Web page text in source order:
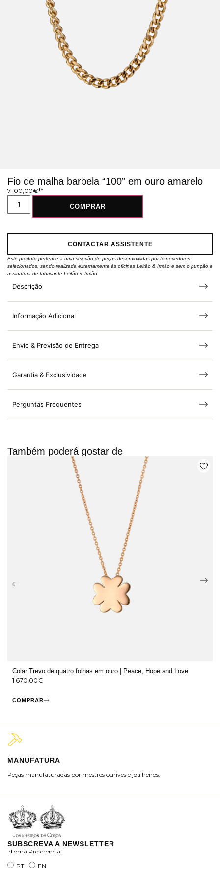
Fio de malha barbela “100” em ouro amarelo
7.100,00€
COMPRAR
CONTACTAR ASSISTENTE
Este produto pertence a uma seleção de peças desenvolvidas por fornecedores
selecionados, sendo realizada externamente às oficinas Leitão & Irmão e sem o punção e
assinatura de fabricante Leitão & Irmão.
Descrição
Informação Adicional
Envio & Previsão de Entrega
Garantia & Exclusividade
Perguntas Frequentes
Também poderá gostar de
Colar Trevo de quatro folhas em ouro | Peace, Hope and Love
1.670,00€
COMPRAR
MANUFATURA
Peças manufaturadas por mestres ourives e joalheiros.
SUBSCREVA A NEWSLETTER
Idioma Preferencial
PT
EN